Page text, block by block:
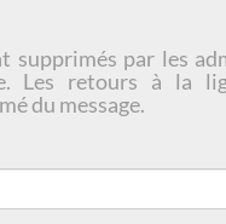
supprimés par les
Les retours à la
du message.